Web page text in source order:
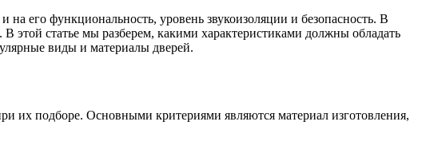
его функциональность, уровень звукоизоляции и безопасность. В
этой статье мы разберем, какими характеристиками должны обладать
виды и материалы дверей.
их подборе. Основными критериями являются материал изготовления,